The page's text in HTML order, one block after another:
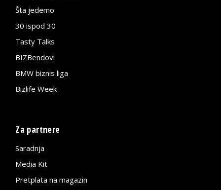
Šta jedemo
30 ispod 30
Tasty Talks
BIZBendovi
BMW biznis liga
Bizlife Week
Za partnere
Saradnja
Media Kit
Pretplata na magazin